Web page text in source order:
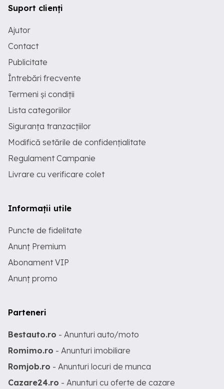
Suport clienți
Ajutor
Contact
Publicitate
Întrebări frecvente
Termeni și condiții
Lista categoriilor
Siguranța tranzacțiilor
Modifică setările de confidențialitate
Regulament Campanie
Livrare cu verificare colet
Informații utile
Puncte de fidelitate
Anunț Premium
Abonament VIP
Anunț promo
Parteneri
Bestauto.ro - Anunturi auto/moto
Romimo.ro - Anunturi imobiliare
Romjob.ro - Anunturi locuri de munca
Cazare24.ro - Anunturi cu oferte de cazare